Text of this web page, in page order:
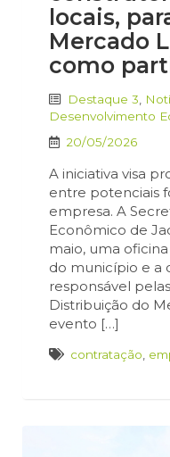
locais,
Mercado
como
Destaque 3
Desenvolvimento
20/05/2026
A iniciativa visa
entre potenciais
empresa. A
Econômico de
maio, uma
do município e a
responsável
Distribuição do
evento […]
contratação